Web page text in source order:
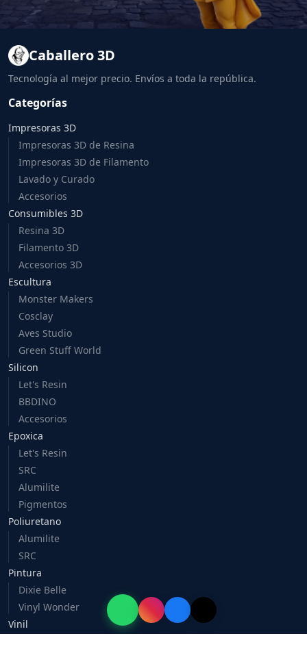
Caballero 3D
Tecnología al mejor precio. Envíos a toda la república.
Categorías
Impresoras 3D
Impresoras 3D de Resina
Impresoras 3D de Filamento
Lavado y Curado
Accesorios
Consumibles 3D
Resina 3D
Filamento 3D
Accesorios 3D
Escultura
Monster Makers
Cosclay
Aves Studio
Green Stuff World
Silicon
Let's Resin
BBDINO
Accesorios
Epoxica
Let's Resin
SRC
Alumilite
Pigmentos
Poliuretano
Alumilite
SRC
Pintura
Dixie Belle
Vinyl Wonder
Vinil